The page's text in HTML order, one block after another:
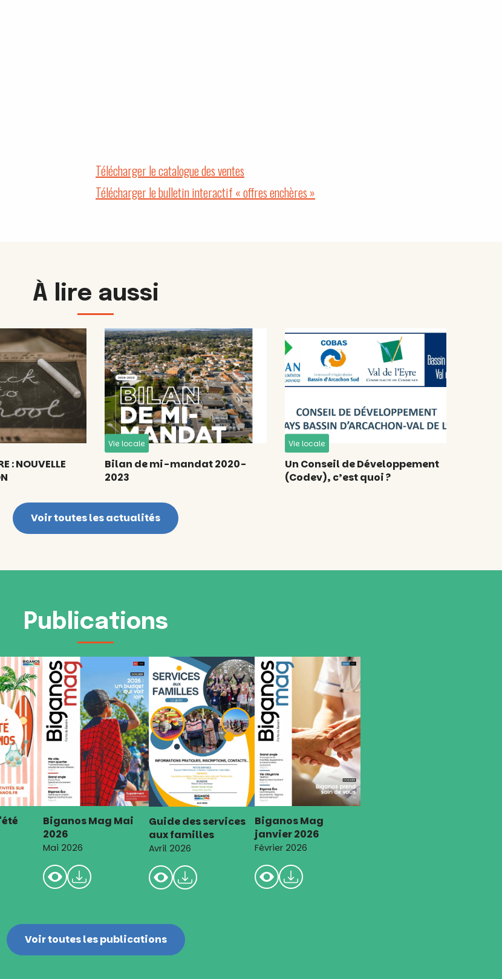
Télécharger le catalogue des ventes
Télécharger le bulletin interactif « offres enchères »
À lire aussi
: NOUVELLE
Vie locale
Bilan de mi-mandat 2020-
2023
Vie locale
Un Conseil de Développement
(Codev), c’est quoi ?
Voir toutes les actualités
Publications
Biganos Mag Mai
2026
Mai 2026
Guide des services
aux familles
Avril 2026
Biganos Mag
janvier 2026
Février 2026
Voir toutes les publications